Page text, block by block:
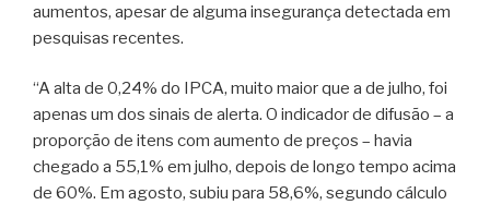
aumentos, apesar de alguma insegurança detectada em
pesquisas recentes.
“A alta de 0,24% do IPCA, muito maior que a de julho, foi
apenas um dos sinais de alerta. O indicador de difusão – a
proporção de itens com aumento de preços – havia
chegado a 55,1% em julho, depois de longo tempo acima
de 60%. Em agosto, subiu para 58,6%, segundo cálculo